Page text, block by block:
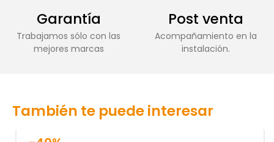
Garantía
Trabajamos sólo con las
mejores marcas
Post venta
Acompañamiento en la
instalación.
También te puede interesar